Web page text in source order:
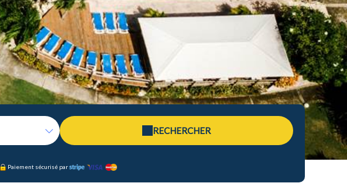
RECHERCHER
Paiement sécurisé par